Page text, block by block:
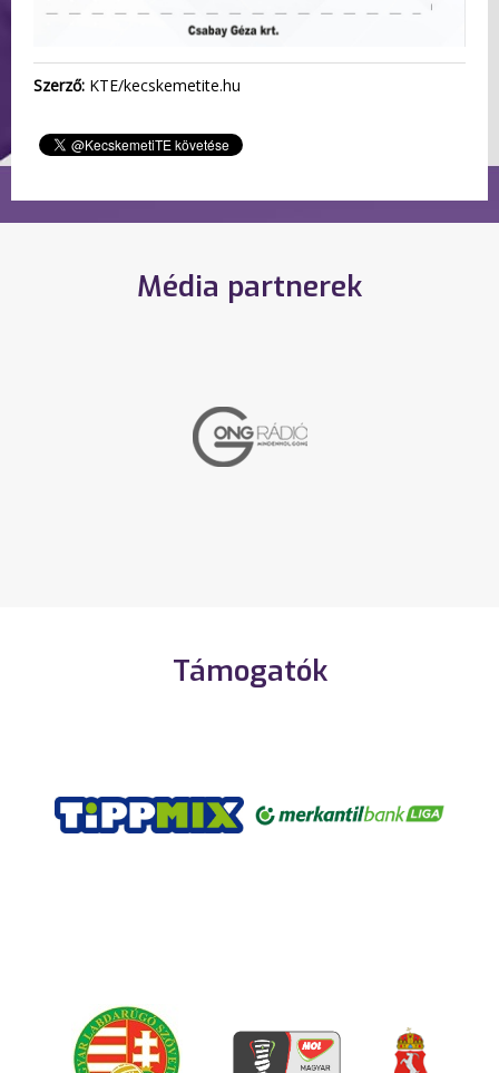
Szerző: KTE/kecskemetite.hu
Média partnerek
Támogatók